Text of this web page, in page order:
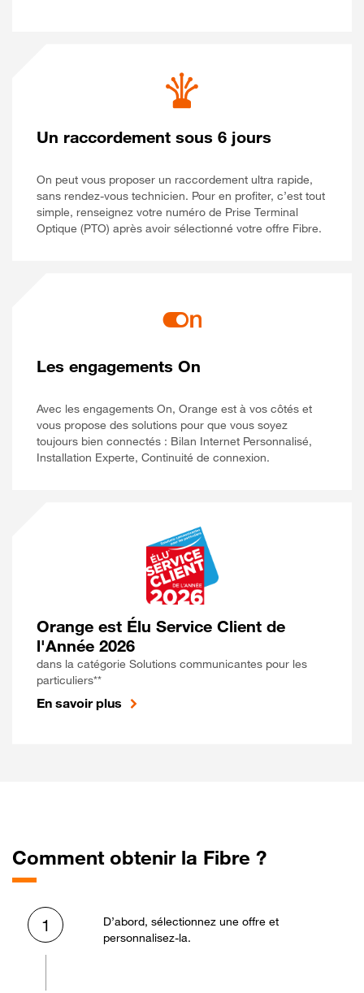
Un raccordement sous 6 jours
On peut vous proposer un raccordement ultra rapide,
sans rendez-vous technicien. Pour en profiter, c’est tout
simple, renseignez votre numéro de Prise Terminal
Optique (PTO) après avoir sélectionné votre offre Fibre.
Les engagements On
Avec les engagements On, Orange est à vos côtés et
vous propose des solutions pour que vous soyez
toujours bien connectés : Bilan Internet Personnalisé,
Installation Experte, Continuité de connexion.
Orange est Élu Service Client de
l'Année 2026
dans la catégorie Solutions communicantes pour les
particuliers**
En savoir plus
Comment obtenir la Fibre ?
1
D’abord, sélectionnez une offre et
personnalisez-la.